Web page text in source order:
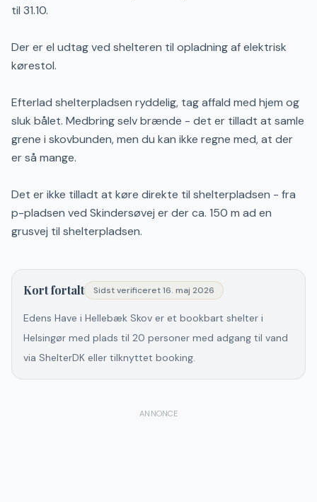
til 31.10.
Der er el udtag ved shelteren til opladning af elektrisk
kørestol.
Efterlad shelterpladsen ryddelig, tag affald med hjem og
sluk bålet. Medbring selv brænde - det er tilladt at samle
grene i skovbunden, men du kan ikke regne med, at der
er så mange.
Det er ikke tilladt at køre direkte til shelterpladsen - fra
p-pladsen ved Skindersøvej er der ca. 150 m ad en
grusvej til shelterpladsen.
Kort fortalt Sidst verificeret16. maj 2026
Edens Have i Hellebæk Skov er et bookbart shelter i
Helsingør med plads til 20 personer med adgang til vand
via ShelterDK eller tilknyttet booking.
ANNONCE